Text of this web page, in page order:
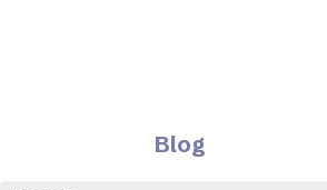
Blog